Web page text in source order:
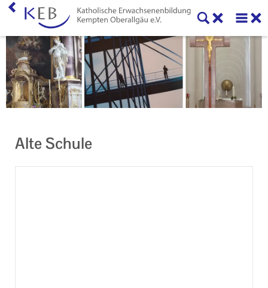
Alte Schule
Home
KEB Kempten Oberallgäu
Unser Auftrag
Ihr Kontakt zu uns